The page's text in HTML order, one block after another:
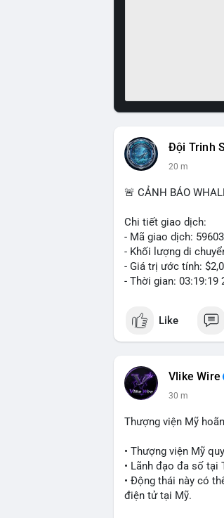
Đội Trinh
20 m
🚨 CẢNH BÁO
Chi tiết giao dịch:
- Mã giao dịch:
- Khối lượng di
- Giá trị ước tính:
- Thời gian: 03:19:19
Like
Vlike Wire
30 m
Thượng viện Mỹ
• Thượng viện Mỹ
• Lãnh đạo đa số tại
• Động thái này có
điện tử tại Mỹ.